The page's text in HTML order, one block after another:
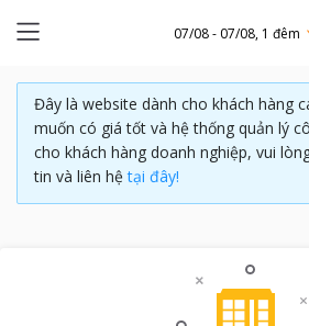
07/08 - 07/08, 1 đêm
Đây là website dành cho khách hàng
muốn có giá tốt và hệ thống quản lý
cho khách hàng doanh nghiệp, vui
tin và liên hệ tại đây!